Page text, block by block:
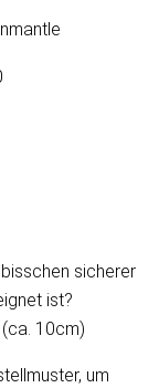
sicherer
ist?
10cm)
um